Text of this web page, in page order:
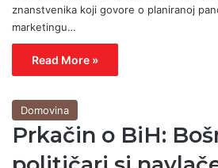
znanstvenika koji govore o planiranoj
marketingu…
Read More »
Domovina
Prkačin o BiH: